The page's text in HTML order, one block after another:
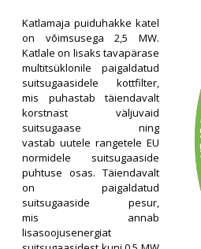
Katlamaja puiduhakke katel
on võimsusega 2,5 MW.
Katlale on lisaks tavapärase
multitsüklonile paigaldatud
suitsugaasidele kottfilter,
mis puhastab täiendavalt
korstnast väljuvaid
suitsugaase ning
vastab uutele rangetele EU
normidele suitsugaaside
puhtuse osas. Täiendavalt
on paigaldatud
suitsugaaside pesur,
mis annab
lisasoojusenergiat